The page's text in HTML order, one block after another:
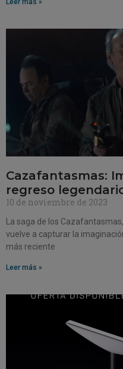
Leer más »
Cazafantasmas:
regreso
10 de noviembre de 2023
La saga de los
vuelve a capturar la
más reciente
Leer más »